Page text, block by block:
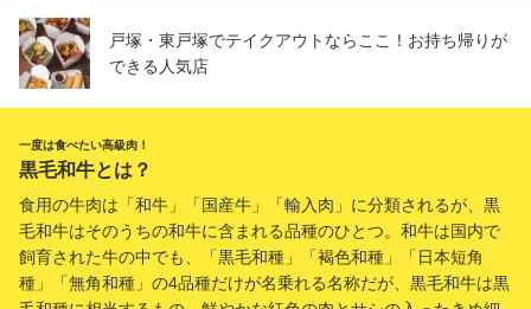
戸塚・東戸塚でテイクアウトならここ！お持ち帰りが
できる人気店
一度は食べたい高級肉！
黒毛和牛とは？
食用の牛肉は「和牛」「国産牛」「輸入肉」に分類されるが、黒
毛和牛はそのうちの和牛に含まれる品種のひとつ。和牛は国内で
飼育された牛の中でも、「黒毛和種」「褐色和種」「日本短角
種」「無角和種」の4品種だけが名乗れる名称だが、黒毛和牛は黒